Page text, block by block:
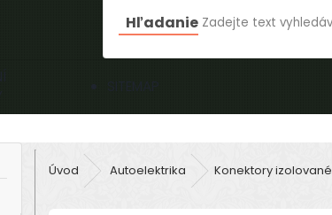
Hľadanie
Úvod Autoelektrika Konektory izolované